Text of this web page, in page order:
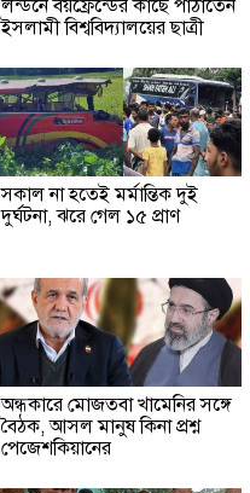
লন্ডনে বয়ফ্রেন্ডের কাছে পাঠাতেন
ইসলামী বিশ্ববিদ্যালয়ের ছাত্রী
সকাল না হতেই মর্মান্তিক দুই
দুর্ঘটনা, ঝরে গেল ১৫ প্রাণ
অন্ধকারে মোজতবা খামেনির সঙ্গে
বৈঠক, আসল মানুষ কিনা প্রশ্ন
পেজেশকিয়ানের